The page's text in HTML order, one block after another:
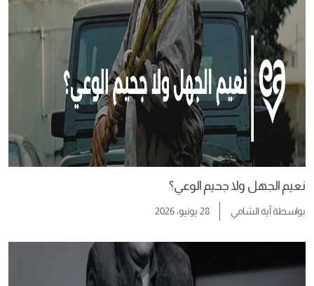
نعيم الجهل ولا جحيم الوعي؟
بواسطةآية الشامي 28 يونيو، 2026